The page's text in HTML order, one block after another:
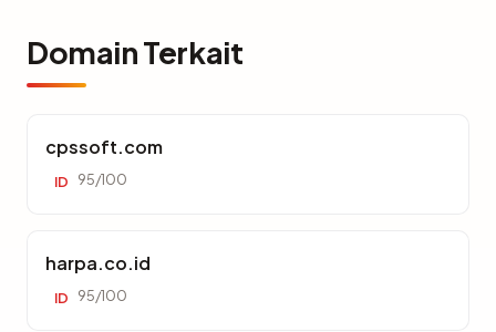
Domain Terkait
cpssoft.com
ID 95/100
harpa.co.id
ID 95/100